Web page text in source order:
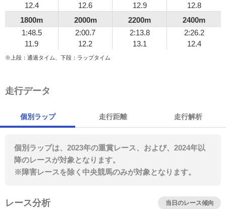
12.4 12.6 12.9
12.8
1800m
2000m 2200m
2400m
1:48.5
11.9
2:00.7
12.2
2:13.8
13.1
2:26.2
12.4
※上段：通過タイム、下段：ラップタイム
走行データ
個別ラップ 走行距離 走行解析
個別ラップは、2023年の重賞レース、および、2024年以
降のレースが対象となります。
※障害レースを除く中央競馬のみが対象となります。
レース分析 当日のレース傾向